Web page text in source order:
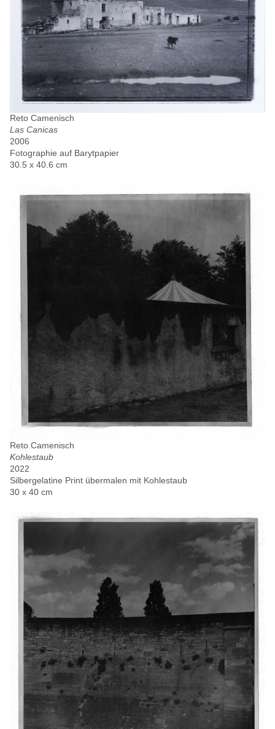
Reto Camenisch
Las Canicas
2006
Fotographie auf Barytpapier
30.5 x 40.6 cm
Reto Camenisch
Kohlestaub
2022
Silbergelatine Print übermalen mit Kohlestaub
30 x 40 cm